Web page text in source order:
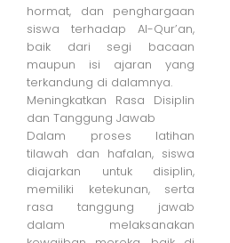
hormat, dan penghargaan
siswa terhadap Al-Qur’an,
baik dari segi bacaan
maupun isi ajaran yang
terkandung di dalamnya.
Meningkatkan Rasa Disiplin
dan Tanggung Jawab
Dalam proses latihan
tilawah dan hafalan, siswa
diajarkan untuk disiplin,
memiliki ketekunan, serta
rasa tanggung jawab
dalam melaksanakan